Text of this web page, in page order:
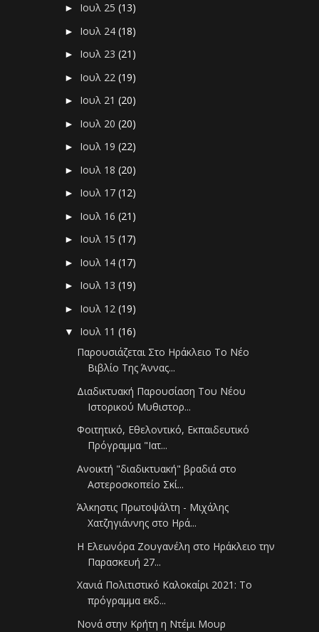
► Ιουλ 25(13)
► Ιουλ 24(18)
► Ιουλ 23(21)
► Ιουλ 22(19)
► Ιουλ 21(20)
► Ιουλ 20(20)
► Ιουλ 19(22)
► Ιουλ 18(20)
► Ιουλ 17(12)
► Ιουλ 16(21)
► Ιουλ 15(17)
► Ιουλ 14(17)
► Ιουλ 13(19)
► Ιουλ 12(19)
▼ Ιουλ 11(16)
Παρουσιάζεται Στο Ηράκλειο Το Νέο
Βιβλίο Της Άννας...
Διαδικτυακή Παρουσίαση Του Νέου
Ιστορικού Μυθιστορ...
Φοιτητικό, Εθελοντικό, Εκπαιδευτικό
Πρόγραμμα "Ιατ...
Ανοικτή "διαδικτυακή" βραδιά στο
Αστεροσκοπείο Σκί...
Άλκηστις Πρωτοψάλτη - Μιχάλης
Χατζηγιάννης στο Ηρά...
Η Ελεωνόρα Ζουγανέλη στο Ηράκλειο την
Παρασκευή 27...
Χανιά Πολιτιστικό Καλοκαίρι 2021: Το
πρόγραμμα εκδ...
Νονά στην Κρήτη η Ντέμι Μουρ